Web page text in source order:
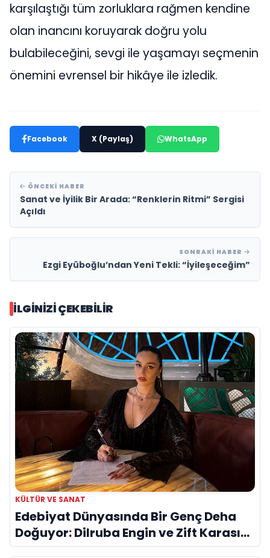
karşılaştığı tüm zorluklara rağmen kendine
olan inancını koruyarak doğru yolu
bulabileceğini, sevgi ile yaşamayı seçmenin
önemini evrensel bir hikâye ile izledik.
Facebook X (Paylaş) WhatsApp
ÖNCEKI HABER
Sanat ve İyilik Bir Arada: “Renklerin Ritmi” Sergisi
Açıldı
SONRAKI HABER
Ezgi Eyüboğlu’ndan Yeni Tekli: “İyileşeceğim”
İLGINIZI ÇEKEBILIR
KÜLTÜR VE SANAT
Edebiyat Dünyasında Bir Genç Deha
Doğuyor: Dilruba Engin ve Zift Karası
Evreni ‘AVENOİR’